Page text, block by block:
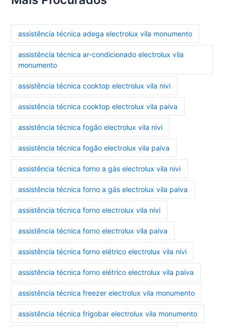
assistência técnica adega electrolux vila monumento
assistência técnica ar-condicionado electrolux vila
monumento
assistência técnica cooktop electrolux vila nivi
assistência técnica cooktop electrolux vila paiva
assistência técnica fogão electrolux vila nivi
assistência técnica fogão electrolux vila paiva
assistência técnica forno a gás electrolux vila nivi
assistência técnica forno a gás electrolux vila paiva
assistência técnica forno electrolux vila nivi
assistência técnica forno electrolux vila paiva
assistência técnica forno elétrico electrolux vila nivi
assistência técnica forno elétrico electrolux vila paiva
assistência técnica freezer electrolux vila monumento
assistência técnica frigobar electrolux vila monumento